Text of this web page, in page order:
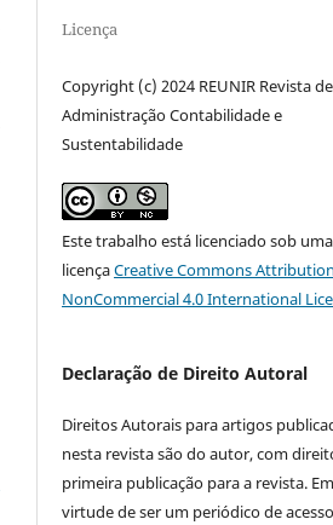
Licença
Copyright (c) 2024 REUNIR Revista de
Administração Contabilidade e
Sustentabilidade
Este trabalho está licenciado sob uma
licençaCreative Commons
NonCommercial 4.0 International
Declaração de Direito Autoral
Direitos Autorais para artigos
nesta revista são do autor, com
primeira publicação para a revista. Em
virtude de ser um periódico de acesso